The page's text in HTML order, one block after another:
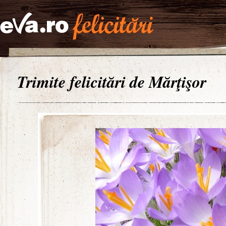
Trimite felicitări de Mărţişor